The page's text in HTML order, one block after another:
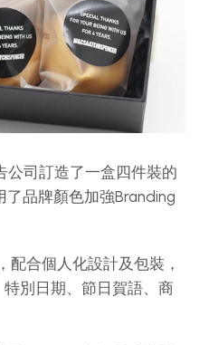
公司訂造了一盒四件裝的
品牌顏色加強Branding
配合個人化設計及包裝，
別日期、節日賀語、商